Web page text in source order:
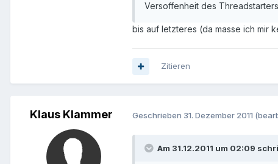
Versoffenheit des
bis auf letzteres (da masse ich mir
Zitieren
Klaus Klammer Geschrieben 31. Dezember 2011
Am 31.12.2011 um 02:09